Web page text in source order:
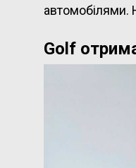
автомобілями.
Golf